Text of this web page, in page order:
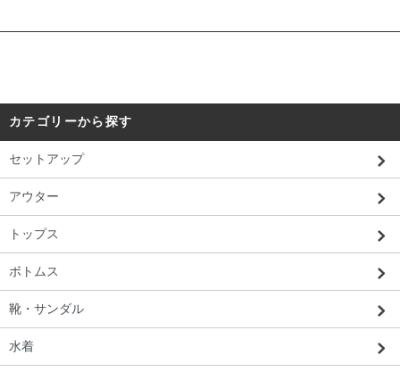
カテゴリーから探す
セットアップ
アウター
トップス
ボトムス
靴・サンダル
水着